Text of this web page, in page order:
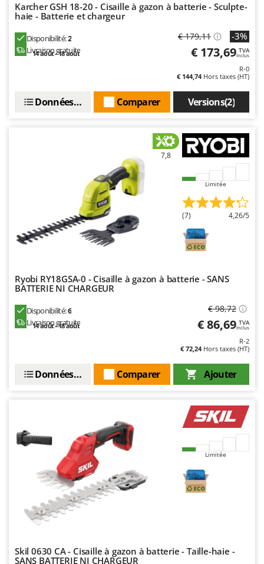
Karcher GSH 18-20 - Cisaille à gazon à batterie - Sculpte-
haie - Batterie et chargeur
Disponibilité:2
Livraison gratuite
14 août - 18 août
€ 179,11 -3%
€ 173,69 TVA
Inclus
R-0
€ 144,74Hors taxes (HT)
Versions(2)
Comparer
Données techniques
7,8
Limitée
(7) 4,26/5
Ryobi RY18GSA-0 - Cisaille à gazon à batterie - SANS
BATTERIE NI CHARGEUR
Disponibilité:6
Livraison gratuite
14 août - 18 août
€ 98,72
€ 86,69 TVA
Inclus
R-2
€ 72,24Hors taxes (HT)
Ajouter
Comparer
Données techniques
Limitée
Skil 0630 CA - Cisaille à gazon à batterie - Taille-haie -
SANS BATTERIE NI CHARGEUR